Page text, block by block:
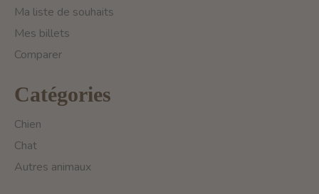
Ma liste de souhaits
Mes billets
Comparer
Catégories
Chien
Chat
Autres animaux